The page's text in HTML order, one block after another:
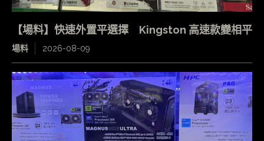
【場料】快速外置平選擇 Kingston 高速款變相平
場料 2026-08-09